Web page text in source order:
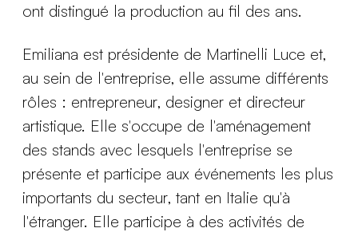
ont distingué la production au fil des ans.
Emiliana est présidente de Martinelli Luce et,
au sein de l'entreprise, elle assume différents
rôles : entrepreneur, designer et directeur
artistique. Elle s'occupe de l'aménagement
des stands avec lesquels l'entreprise se
présente et participe aux événements les plus
importants du secteur, tant en Italie qu'à
l'étranger. Elle participe à des activités de